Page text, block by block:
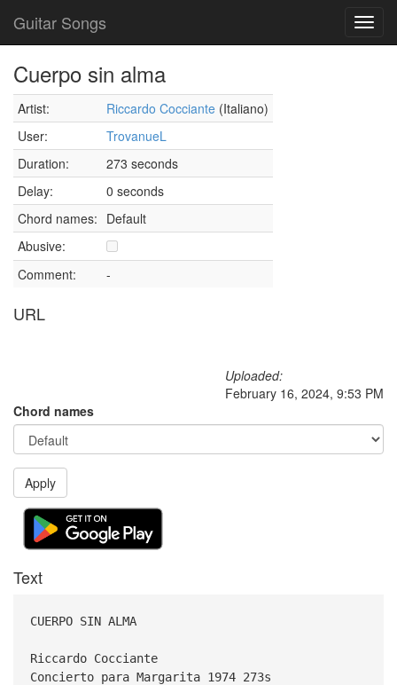
Guitar Songs
Cuerpo sin alma
Artist: Riccardo Cocciante (Italiano)
User:
TrovanueL
Duration:
273 seconds
Delay:
0 seconds
Chord names: Default
Abusive:
Comment:
-
URL
Uploaded:
February 16, 2024, 9:53 PM
Chord names
Apply
Text
CUERPO SIN ALMA
Riccardo Cocciante
Concierto para Margarita 1974 273s